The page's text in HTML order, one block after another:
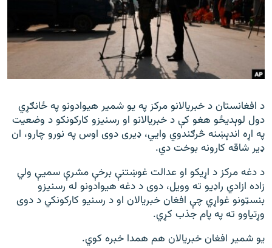
اړیکه
دري پاڼه
Azadi English
راسره ملګري شئ
د ازادې اروپا/ ازادي راډيو ټولې پاڼې
د افغانستان د خبریالانو مرکز په یو شمیر هیوادونو په ځانګړي
دول لوېدیځو هغو کې د خبریالانو او رسنیزو کارکونکو د وضعیت
په اړه اندېښنه څرګندوي وايي، ډیری دوی اوس په نورو چارو، ان
ډیر شاقه کارونه بوخت دي.
د دغه مرکز د اړیکو او عدالت غوښتنې برخې مشرې سمیې ولي
زاده ازادي راډیو ته وویل، دوی د دغه هیوادونو له رسنیزو
بنسټونو غواړي چې افغان خبریالان او د رسنیو کارکونکي د دوی
وړتیاوو ته په پام جذب کړي.
یو شمیر افغان خبریالان هم همدا خبره کوي.